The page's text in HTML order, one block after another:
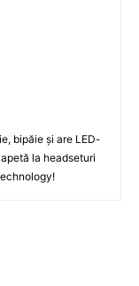
bipăie şi are LED-
la headseturi